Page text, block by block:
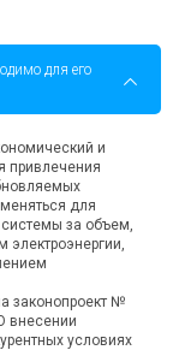
для его
и
привлечения
для
системы за объем,
законопроект №
внесении
условиях